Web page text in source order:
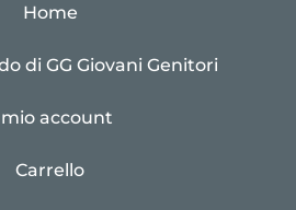
Home
di GG Giovani Genitori
mio account
Carrello